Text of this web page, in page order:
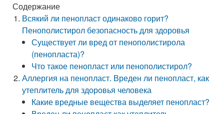
Содержание
Всякий ли пенопласт одинаково горит?
Пенополистирол безопасность для здоровья
Существует ли вред от пенополистирола
(пенопласта)?
Что такое пенопласт или пенополистирол?
Аллергия на пенопласт. Вреден ли пенопласт, как
утеплитель для здоровья человека
Какие вредные вещества выделяет пенопласт?